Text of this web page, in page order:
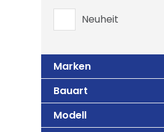
Neuheit
Marken
Bauart
Modell